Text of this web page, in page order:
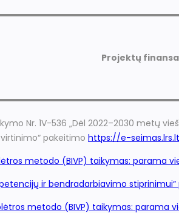
Projektų
Nr. 1V-536 „Dėl 2022–2030
pakeitimo https://e-
metodo (BIVP) taikymas:
ir bendradarbiavimo
metodo (BIVP) taikymas: